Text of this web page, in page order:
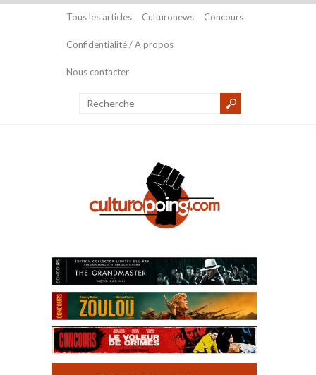
Tous les articles Culturonews Concours
Confidentialité / A propos
Nous contacter